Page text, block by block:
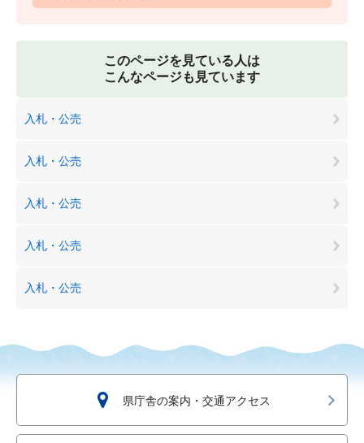
このページを見ている人は
こんなページも見ています
入札・公売
入札・公売
入札・公売
入札・公売
入札・公売
県庁舎の案内・交通アクセス